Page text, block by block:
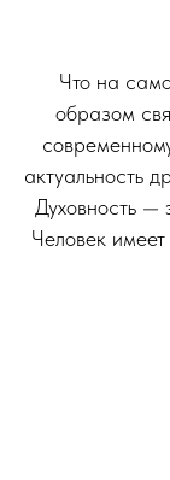
Что на
образом
актуальность
Духовность —
Человек